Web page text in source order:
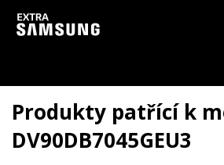
Vzhledem k aktuální situaci se může dodání
zpozdit. Děkujeme za
Produkty patřící k
DV90DB7045GEU3